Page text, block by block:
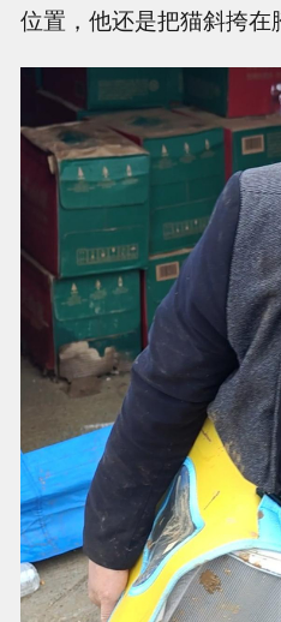
位置，他还是把猫斜挎在